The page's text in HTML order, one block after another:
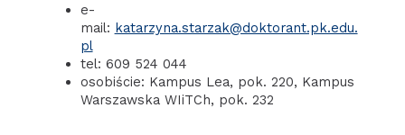
e-
mail: katarzyna.starzak@doktorant.pk.edu.
pl
tel: 609 524 044
osobiście: Kampus Lea, pok. 220, Kampus
Warszawska WIiTCh, pok. 232